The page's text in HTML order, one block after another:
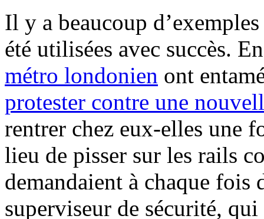
Il y a beaucoup
été utilisées avec succès.
métro londonien ont
protester contre une
rentrer chez eux-elles une
lieu de pisser sur les rails
demandaient à chaque fois
superviseur de sécurité,